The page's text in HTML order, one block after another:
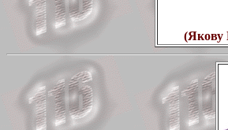
(Якову